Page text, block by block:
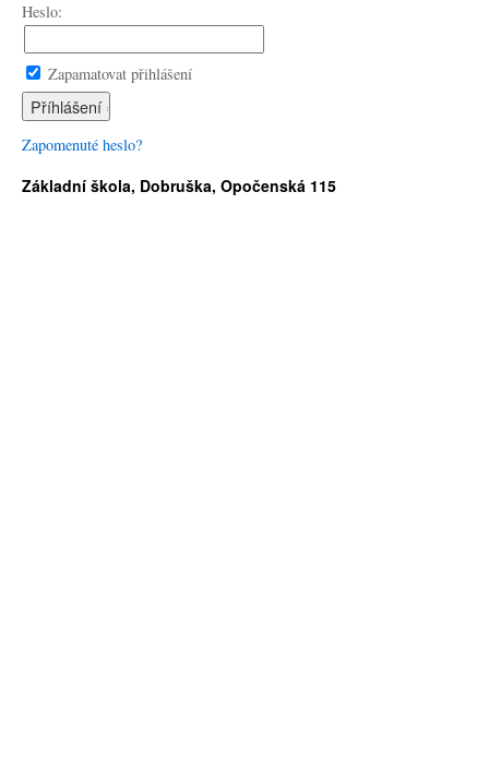
Heslo:
Zapamatovat přihlášení
Zapomenuté heslo?
Základní škola, Dobruška, Opočenská 115